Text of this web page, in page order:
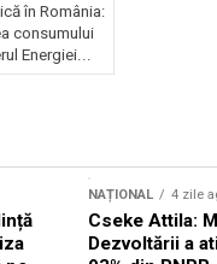
în România:
consumului
Energiei...
NAȚIONAL 4 zile
Cseke Attila:
Dezvoltării a